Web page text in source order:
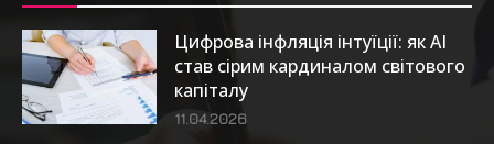
Цифрова інфляція інтуїції: як AI
став сірим кардиналом світового
капіталу
11.04.2026